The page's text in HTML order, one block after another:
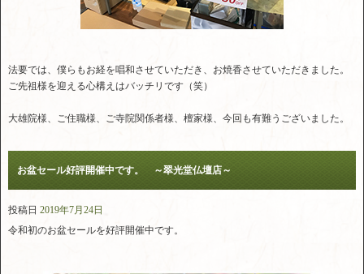
法要では、僕らもお経を唱和させていただき、お焼香させていただきました。
ご先祖様を迎える心構えはバッチリです（笑）
大雄院様、ご住職様、ご寺院関係者様、檀家様、今回も有難うございました。
お盆セール好評開催中です。 ～翠光堂仏壇店～
投稿日 2019年7月24日
令和初のお盆セールを好評開催中です。